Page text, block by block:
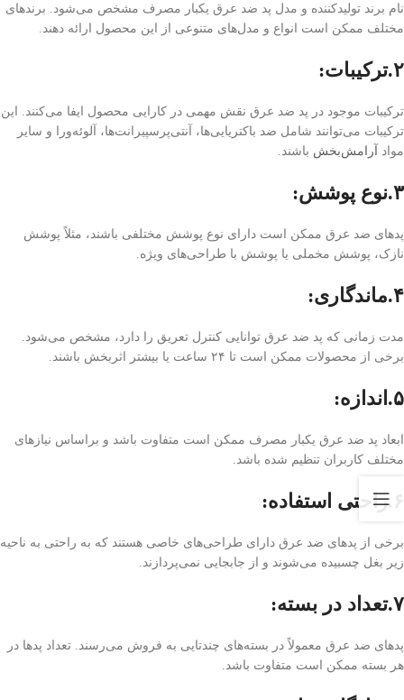
نام برند تولیدکننده و مدل پد ضد عرق یکبار مصرف مشخص می‌شود. برندهای
مختلف ممکن است انواع و مدل‌های متنوعی از این محصول ارائه دهند.
۲.ترکیبات:
ترکیبات موجود در پد ضد عرق نقش مهمی در کارایی محصول ایفا می‌کنند. این
ترکیبات می‌توانند شامل ضد باکتریایی‌ها، آنتی‌پرسپیرانت‌ها، آلوئه‌ورا و سایر
مواد
آرامش‌بخش باشند.
۳.نوع پوشش:
پد‌های ضد عرق ممکن است دارای نوع پوشش مختلفی باشند، مثلاً پوشش
نازک، پوشش مخملی یا پوشش با طراحی‌های ویژه.
۴.ماندگاری:
مدت زمانی که پد ضد عرق توانایی کنترل تعریق را دارد، مشخص می‌شود.
برخی از محصولات ممکن است تا ۲۴ ساعت یا بیشتر اثربخش باشند.
۵.اندازه:
ابعاد پد ضد عرق یکبار مصرف ممکن است متفاوت باشد و براساس نیازهای
مختلف کاربران تنظیم شده باشد.
برخی از پدهای ضد عرق دارای طراحی‌های خاصی هستند که به راحتی به ناحیه
زیر بغل چسبیده می‌شوند و از جابجایی نمی‌پردازند.
۷.تعداد در بسته:
پدهای ضد عرق معمولاً در بسته‌های چندتایی به فروش می‌رسند. تعداد پدها در
هر بسته ممکن است متفاوت باشد.